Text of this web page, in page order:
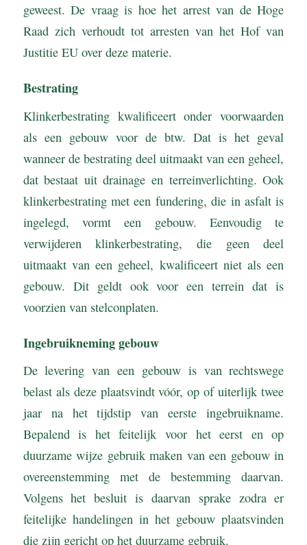
geweest. De vraag is hoe het arrest van de Hoge
Raad zich verhoudt tot arresten van het Hof van
Justitie EU over deze materie.
Bestrating
Klinkerbestrating kwalificeert onder voorwaarden
als een gebouw voor de btw. Dat is het geval
wanneer de bestrating deel uitmaakt van een geheel,
dat bestaat uit drainage en terreinverlichting. Ook
klinkerbestrating met een fundering, die in asfalt is
ingelegd, vormt een gebouw. Eenvoudig te
verwijderen klinkerbestrating, die geen deel
uitmaakt van een geheel, kwalificeert niet als een
gebouw. Dit geldt ook voor een terrein dat is
voorzien van stelconplaten.
Ingebruikneming gebouw
De levering van een gebouw is van rechtswege
belast als deze plaatsvindt vóór, op of uiterlijk twee
jaar na het tijdstip van eerste ingebruikname.
Bepalend is het feitelijk voor het eerst en op
duurzame wijze gebruik maken van een gebouw in
overeenstemming met de bestemming daarvan.
Volgens het besluit is daarvan sprake zodra er
feitelijke handelingen in het gebouw plaatsvinden
die zijn gericht op het duurzame gebruik.